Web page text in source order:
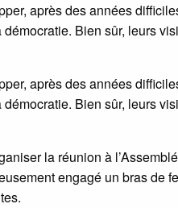
après des années
Bien sûr, leurs
après des années
Bien sûr, leurs
la réunion à
engagé un bras de